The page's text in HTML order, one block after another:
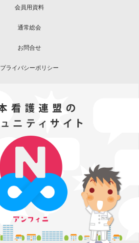
会員用資料
通常総会
お問合せ
プライバシーポリシー